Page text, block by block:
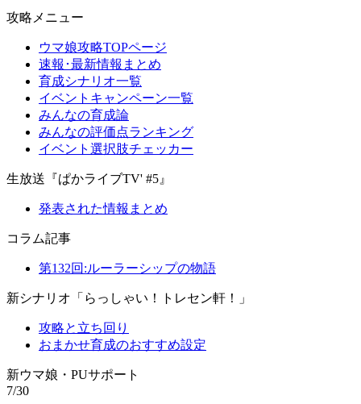
攻略メニュー
ウマ娘攻略TOPページ
速報･最新情報まとめ
育成シナリオ一覧
イベントキャンペーン一覧
みんなの育成論
みんなの評価点ランキング
イベント選択肢チェッカー
生放送『ぱかライブTV' #5』
発表された情報まとめ
コラム記事
第132回:ルーラーシップの物語
新シナリオ「らっしゃい！トレセン軒！」
攻略と立ち回り
おまかせ育成のおすすめ設定
新ウマ娘・PUサポート
7/30